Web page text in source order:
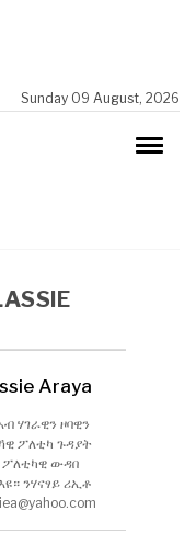
Sunday 09 August, 2026
Araya
ሃገራዊን ዞባዊን
ፖለቲካ ጉዳያት
ፖለቲካዊ ውዳበ
ንሃናፃይ ሪኢቶ